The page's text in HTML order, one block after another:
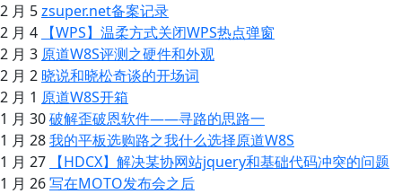
2 月 5zsuper.net备案记录
2 月 4
【WPS】温柔方式关闭WPS热点弹窗
2 月 3 原道W8S评测之硬件和外观
2 月 2 晓说和晓松奇谈的开场词
2 月 1 原道W8S开箱
1 月 30破解歪破恩软件——寻路的思路一
1 月 28我的平板选购路之我什么选择原道W8S
1 月 27
【HDCX】解决某协网站jquery和基础代码冲突的问题
1 月 26写在MOTO发布会之后